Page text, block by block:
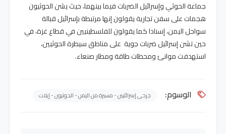
جماعة الحوثي وإسرائيل الضربات فيما بينهما، حيث يشن الحوثيون
هجمات على سفن تجارية يقولون إنها مرتبطة بإسرائيل قبالة
سواحل اليمن، إسنادا كما يقولون للفلسطينيين في قطاع غزة، في
حين تشن إسرائيل ضربات جوية على مناطق سيطرة الحوثيين،
استهدفت موانئ ومحطات طاقة ومطار صنعاء.
الوسوم: جرحى إسرائليين - مسيرة من اليمن - الحوثيون - إيلات